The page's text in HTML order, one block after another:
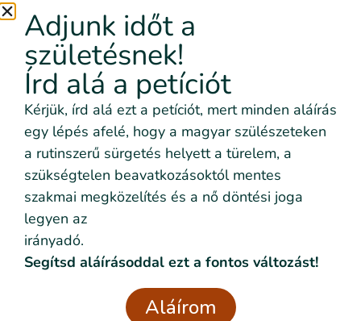
Mindkét vàrandósságomat a
41. héten “befejezték”
Tovább olvasom »
Indított szülés volt, azért, hogy
a dokim ott tudjon lenni
Adjunk időt a
születésnek!
Írd alá a petíciót
Kérjük, írd alá ezt a petíciót, mert minden aláírás
egy lépés afelé, hogy a magyar szülészeteken
a rutinszerű sürgetés helyett a türelem, a
szükségtelen beavatkozásoktól mentes
szakmai megközelítés és a nő döntési joga
legyen az
irányadó.
Segítsd aláírásoddal ezt a fontos változást!
Aláírom